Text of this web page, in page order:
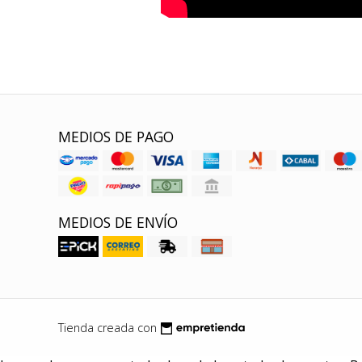
MEDIOS DE PAGO
MEDIOS DE ENVÍO
Tienda creada con